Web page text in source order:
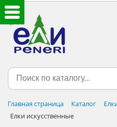
Главная страница Каталог
Елки искусственные
ЕЛКИ ИСКУССТВЕННЫЕ
ЕЛОЧНЫЕ УКРАШЕНИЯ
НОВОГОДНИЙ ДЕКОР